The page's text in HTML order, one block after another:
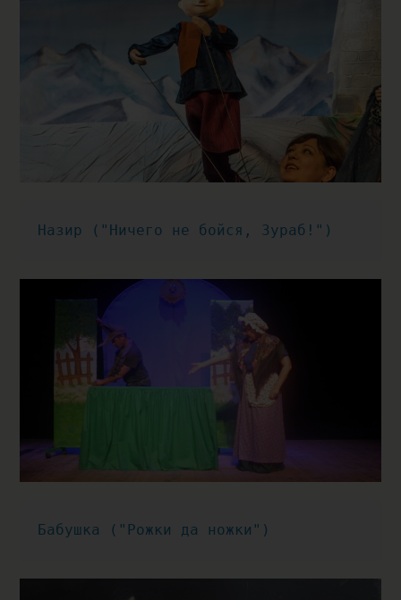
Назир ("Ничего не бойся, Зураб!")
Бабушка ("Рожки да ножки")